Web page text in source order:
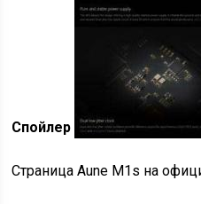
Спойлер
Страница Aune M1s на